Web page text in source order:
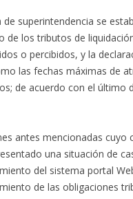
superintendencia se
de los tributos de
o percibidos, y la
las fechas máximas de
de acuerdo con el último
antes mencionadas cuyo
una situación de
del sistema portal
de las obligaciones